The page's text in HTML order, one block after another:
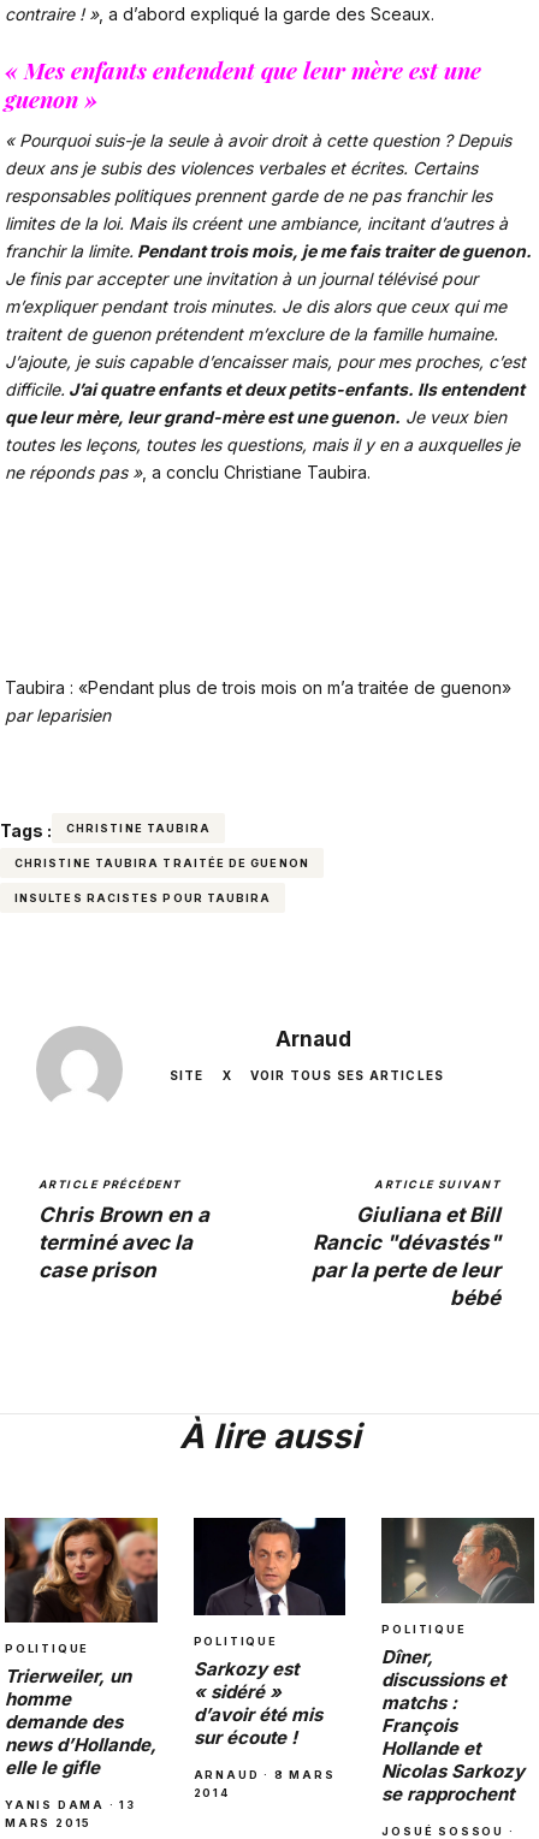
contraire ! », a d’abord expliqué la garde des Sceaux.
« Mes enfants entendent que leur mère est une
guenon »
« Pourquoi suis-je la seule à avoir droit à cette question ? Depuis
deux ans je subis des violences verbales et écrites. Certains
responsables politiques prennent garde de ne pas franchir les
limites de la loi. Mais ils créent une ambiance, incitant d’autres à
franchir la limite. Pendant trois mois, je me fais traiter de guenon.
Je finis par accepter une invitation à un journal télévisé pour
m’expliquer pendant trois minutes. Je dis alors que ceux qui me
traitent de guenon prétendent m’exclure de la famille humaine.
J’ajoute, je suis capable d’encaisser mais, pour mes proches, c’est
difficile. J’ai quatre enfants et deux petits-enfants. Ils entendent
que leur mère, leur grand-mère est une guenon. Je veux bien
toutes les leçons, toutes les questions, mais il y en a auxquelles je
ne réponds pas », a conclu Christiane Taubira.
Taubira : «Pendant plus de trois mois on m’a traitée de guenon»
parleparisien
Tags : CHRISTINE TAUBIRA
CHRISTINE TAUBIRA TRAITÉE DE GUENON
INSULTES RACISTES POUR TAUBIRA
Arnaud
SITE X VOIR TOUS SES ARTICLES
ARTICLE PRÉCÉDENT
Chris Brown en a
terminé avec la
case prison
ARTICLE SUIVANT
Giuliana et Bill
Rancic "dévastés"
par la perte de leur
bébé
À lire aussi
POLITIQUE
Trierweiler, un
homme
demande des
news d’Hollande,
elle le gifle
YANIS DAMA · 13
MARS 2015
POLITIQUE
Sarkozy est
« sidéré »
d’avoir été mis
sur écoute !
ARNAUD · 8 MARS
2014
POLITIQUE
Dîner,
discussions et
matchs :
François
Hollande et
Nicolas Sarkozy
se rapprochent
JOSUÉ SOSSOU ·